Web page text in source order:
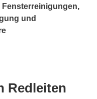
Fensterreinigungen,
und
Redleiten